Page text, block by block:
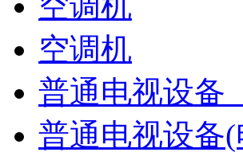
空调机
普通电视设备
普通电视设备